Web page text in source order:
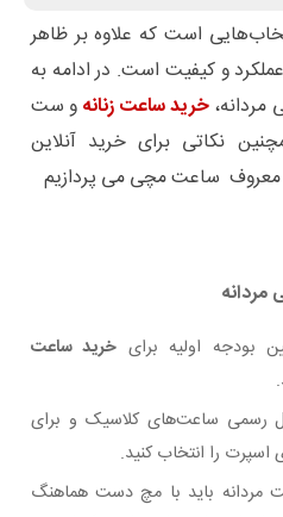
است که علاوه بر ظاهر
و کیفیت است. در ادامه به
خرید ساعت زنانهو ست
نکاتی برای خرید آنلاین
ساعت مچی می پردازیم
بودجه اولیه برای خرید ساعت
رسمی ساعت‌های کلاسیک و برای
را انتخاب کنید.
مردانه باید با مچ دست هماهنگ